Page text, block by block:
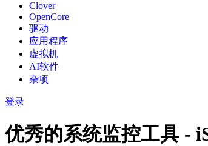
Clover
OpenCore
驱动
应用程序
虚拟机
AI软件
杂项
登录
优秀的系统监控工具 -